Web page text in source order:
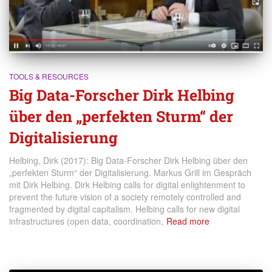
TOOLS & RESOURCES
Big Data-Forscher Dirk Helbing
über den „perfekten Sturm“ der
Digitalisierung
Helbing, Dirk (2017): Big Data-Forscher Dirk Helbing über den
„perfekten Sturm“ der Digitalisierung. Markus Grill im Gespräch
mit Dirk Helbing. Dirk Helbing calls for digital enlightenment to
prevent the future vision of a society remotely controlled and
fragmented by digital capitalism. Helbing calls for new digital
infrastructures (open data, coordination, Read more